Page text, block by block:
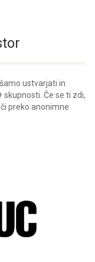
ustvarjati in
Če se ti zdi,
preko anonimne